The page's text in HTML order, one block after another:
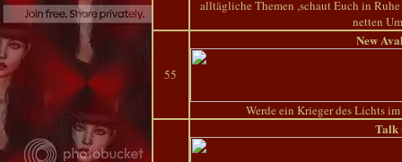
alltägliche Themen ,schaut Euch in
netten
55
New
Werde ein Krieger des Lichts
Talk